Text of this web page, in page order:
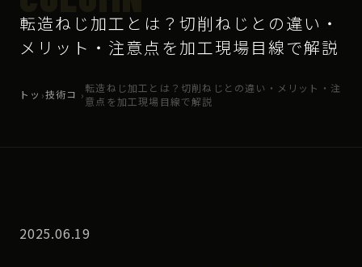
転造ねじ加工とは？切削ねじとの違い・
メリット・注意点を加工現場目線で解説
トッ ›技術コ ›転造ねじ加工とは？切削ねじとの違い・メリット・注
意点を加工現場目線で解説
2025.06.19